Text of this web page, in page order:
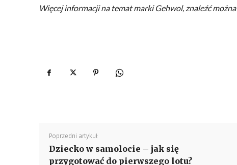
Więcej informacji na temat marki Gehwol, znaleźć
Poprzedni artykuł
Dziecko w samolocie – jak się
przygotować do pierwszego lotu?